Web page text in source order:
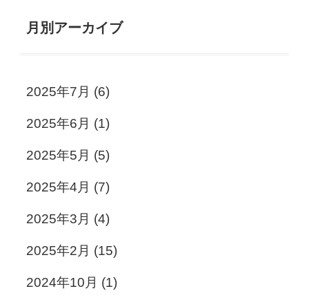
月別アーカイブ
2025年7月 (6)
2025年6月 (1)
2025年5月 (5)
2025年4月 (7)
2025年3月 (4)
2025年2月 (15)
2024年10月 (1)